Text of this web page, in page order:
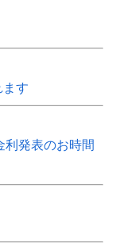
ます
利発表のお時間